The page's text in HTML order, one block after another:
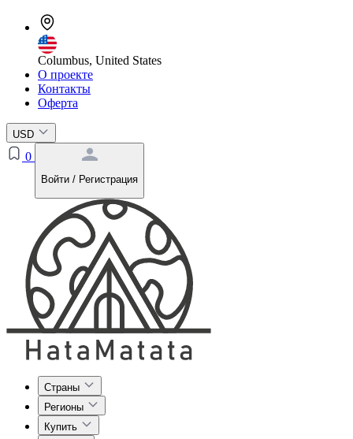
Columbus, United States
О проекте
Контакты
Оферта
USD
0
Войти / Регистрация
Страны
Регионы
Купить